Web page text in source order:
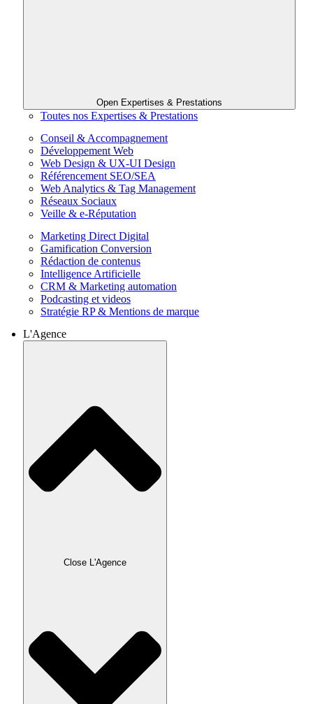
Open Expertises & Prestations
Toutes nos Expertises & Prestations
Conseil & Accompagnement
Développement Web
Web Design & UX-UI Design
Référencement SEO/SEA
Web Analytics & Tag Management
Réseaux Sociaux
Veille & e-Réputation
Marketing Direct Digital
Gamification Conversion
Rédaction de contenus
Intelligence Artificielle
CRM & Marketing automation
Podcasting et videos
Stratégie RP & Mentions de marque
L'Agence
Close L'Agence